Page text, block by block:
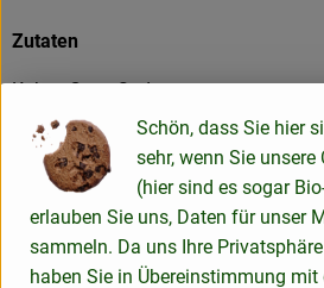
Zutaten
Kokos-Curry-Sud
2-3 EL Currypaste von Sanchon
800 ml Kokosmilch
1 Stück Ingwer (ca. 3 cm)
1 Limette
1 Stängel Zitronengras (optinal)
Schön, dass Sie hier
sehr, wenn Sie
(hier sind es sogar
erlauben Sie uns, Daten für unser
sammeln. Da uns Ihre
haben Sie in Übereinstimmung mit